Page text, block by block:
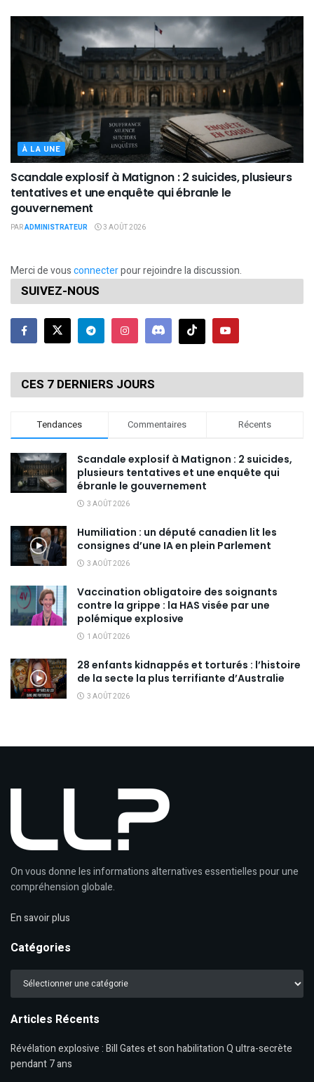
À LA UNE
Scandale explosif à Matignon : 2 suicides, plusieurs
tentatives et une enquête qui ébranle le
gouvernement
PARADMINISTRATEUR 3 AOÛT 2026
Merci de vousconnecterpour rejoindre la discussion.
SUIVEZ-NOUS
CES 7 DERNIERS JOURS
Tendances Commentaires Récents
Scandale explosif à Matignon : 2 suicides,
plusieurs tentatives et une enquête qui
ébranle le gouvernement
3 AOÛT 2026
Humiliation : un député canadien lit les
consignes d’une IA en plein Parlement
3 AOÛT 2026
Vaccination obligatoire des soignants
contre la grippe : la HAS visée par une
polémique explosive
1 AOÛT 2026
28 enfants kidnappés et torturés : l’histoire
de la secte la plus terrifiante d’Australie
3 AOÛT 2026
On vous donne les informations alternatives essentielles pour une
compréhension globale.
En savoir plus
Catégories
Catégories
Articles Récents
Révélation explosive : Bill Gates et son habilitation Q ultra-secrète
pendant 7 ans